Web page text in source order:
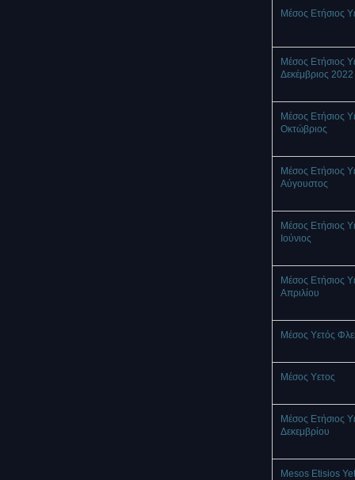
Μέσος Ετήσιος
Μέσος Ετήσιος
Δεκέμβριος 2022
Μέσος Ετήσιος
Οκτώβριος
Μέσος Ετήσιος
Αύγουστος
Μέσος Ετήσιος
Ιούνιος
Μέσος Ετήσιος
Απριλίου
Μέσος Υετός
Mέσος Υετος
Μέσος Ετήσιος
Δεκεμβρίου
Mesos Etisios